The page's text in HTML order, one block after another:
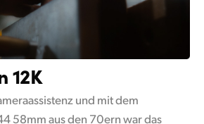
12K
und mit dem
58mm aus den 70ern war das